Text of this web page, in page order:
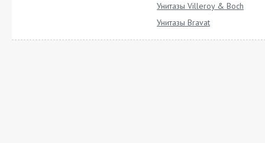
Унитазы Villeroy & Boch
Унитазы Bravat